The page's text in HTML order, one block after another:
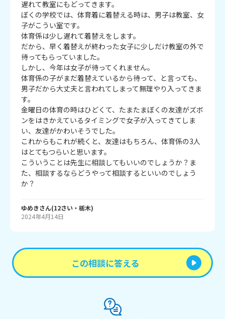
遅れて教室にもどってきます。
ぼくの学校では、体育着に着替える時は、男子は教室、女
子がこうい室です。
体育係は少し遅れて着替えをします。
だから、早く着替えが終わった女子に少しだけ教室の外で
待ってもらっていました。
しかし、今年は女子が待ってくれません。
体育係の子がまだ着替えているから待って、と言っても、
男子だから大丈夫と言われてしまって無理やり入ってきま
す。
金曜日の体育の時はひどくて、たまたまぼくの友達がズボ
ンをはきかえているタイミングで女子が入ってきてしま
い、友達がかわいそうでした。
これからもこれが続くと、友達はもちろん、体育係の3人
はとてもつらいと思います。
こういうことは先生に相談してもいいのでしょうか？ま
た、相談するならどうやって相談するといいのでしょう
か？
ゆめきさん(12さい・ 栃木)
2024年4月14日
この相談に答える